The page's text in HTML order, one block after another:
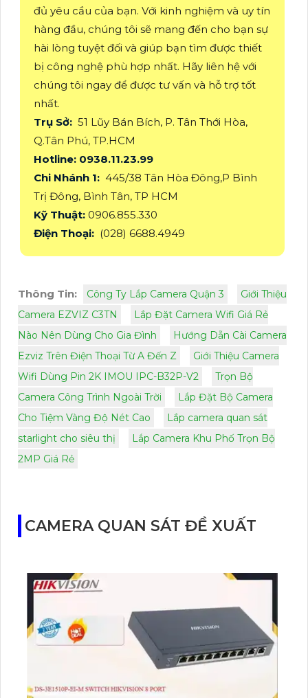
đủ yêu cầu của bạn. Với kinh nghiệm và uy tín
hàng đầu, chúng tôi sẽ mang đến cho bạn sự
hài lòng tuyệt đối và giúp bạn tìm được thiết
bị công nghệ phù hợp nhất. Hãy liên hệ với
chúng tôi ngay để được tư vấn và hỗ trợ tốt
nhất.
Trụ Sở: 51 Lũy Bán Bích, P. Tân Thới Hòa,
Q.Tân Phú, TP.HCM
Hotline: 0938.11.23.99
Chi Nhánh 1: 445/38 Tân Hòa Đông,P Bình
Trị Đông, Bình Tân, TP HCM
Kỹ Thuật: 0906.855.330
Điện Thoại: (028) 6688.4949
Thông Tin: Công Ty Lắp Camera Quận 3
Giới Thiệu
Camera EZVIZ C3TN
Lắp Đặt Camera Wifi Giá Rẻ
Nào Nên Dùng Cho Gia Đình
Hướng Dẫn Cài Camera
Ezviz Trên Điện Thoại Từ A Đến Z
Giới Thiệu Camera
Wifi Dùng Pin 2K IMOU IPC-B32P-V2
Trọn Bộ
Camera Công Trình Ngoài Trời
Lắp Đặt Bộ Camera
Cho Tiệm Vàng Độ Nét Cao
Lắp camera quan sát
starlight cho siêu thị
Lắp Camera Khu Phố Trọn Bộ
2MP Giá Rẻ
CAMERA QUAN SÁT ĐỀ XUẤT